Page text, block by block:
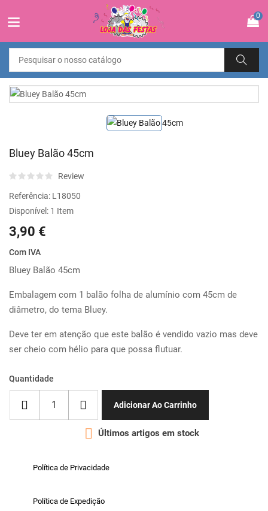
0
Bluey Balão 45cm
Review
Referência: L18050
Disponível: 1 Item
3,90 €
Com IVA
Bluey Balão 45cm
Embalagem com 1 balão folha de alumínio com 45cm de
diâmetro, do tema Bluey.
Deve ter em atenção que este balão é vendido vazio mas deve
ser cheio com hélio para que possa flutuar.
Quantidade
Adicionar Ao Carrinho
 Últimos artigos em stock
Política de Privacidade
Política de Expedição